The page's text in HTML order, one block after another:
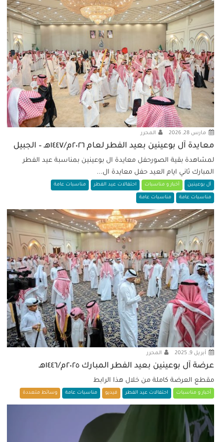
مارس 28, 2026 المحرر
معايدة آل بوعينين بعيد الفطر لعام ٢٠٢٦م/١٤٤٧هـ – الجبيل
لمشاهدة بقية الصورحفل معايدة ال بوعينين بمناسبة عيد الفطر
المبارك ثاني ايام العيد حفل معايدة ال...
آل بوعينين أخبار و مناسبات احتفالات عيد الفطر مناسبات عامة
مناسبات عامة مناسبات عامة
أبريل 9, 2025 المحرر
عرضة آل بوعينين بعيد الفطر المبارك ٢٠٢٥م/١٤٤٦هـ
مقطع العرضة كاملة من خلال هذا الرابط
أخبار و مناسبات احتفالات عيد الفطر فيديو مناسبات عامة وسائط متعددة